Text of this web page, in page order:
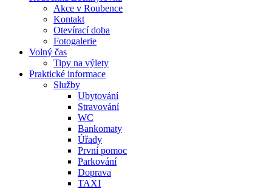
Akce v Roubence
Kontakt
Otevírací doba
Fotogalerie
Volný čas
Tipy na výlety
Praktické informace
Služby
Ubytování
Stravování
WC
Bankomaty
Úřady
První pomoc
Parkování
Doprava
TAXI